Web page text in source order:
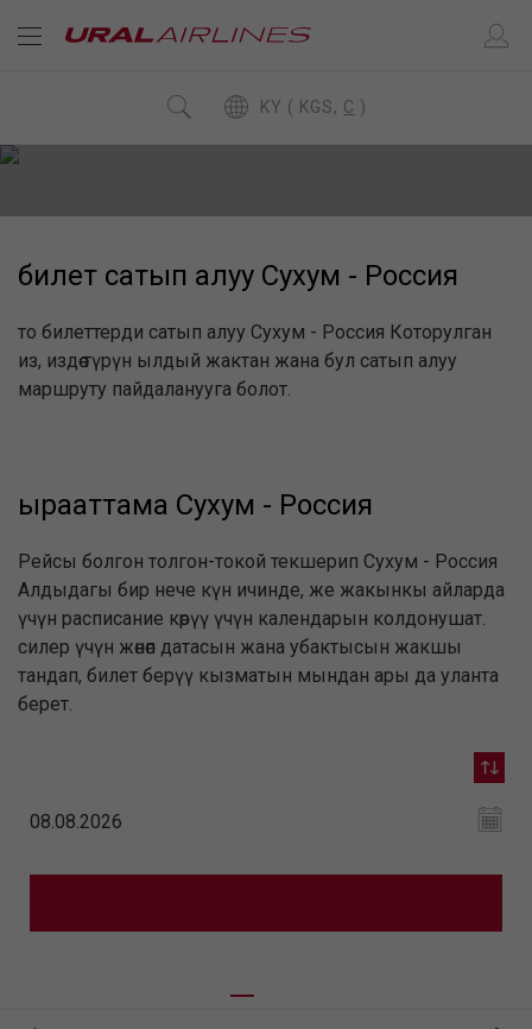
KY ( KGS, C )
билет сатып алуу Сухум - Россия
то билеттерди сатып алуу Сухум - Россия Которулган
из, издөө түрүн ылдый жактан жана бул сатып алуу
маршруту пайдаланууга болот.
ырааттама Сухум - Россия
Рейсы болгон толгон-токой текшерип Сухум - Россия
Алдыдагы бир нече күн ичинде, же жакынкы айларда
үчүн расписание көрүү үчүн календарын колдонушат.
силер үчүн жөнөп датасын жана убактысын жакшы
тандап, билет берүү кызматын мындан ары да уланта
берет.